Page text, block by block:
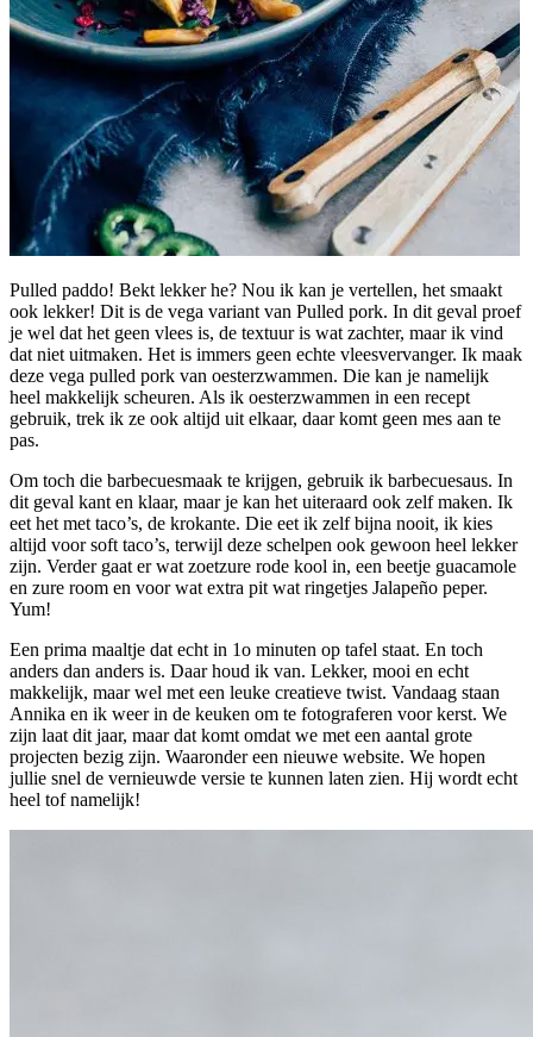
Pulled paddo! Bekt lekker he? Nou ik kan je vertellen, het smaakt
ook lekker! Dit is de vega variant van Pulled pork. In dit geval proef
je wel dat het geen vlees is, de textuur is wat zachter, maar ik vind
dat niet uitmaken. Het is immers geen echte vleesvervanger. Ik maak
deze vega pulled pork van oesterzwammen. Die kan je namelijk
heel makkelijk scheuren. Als ik oesterzwammen in een recept
gebruik, trek ik ze ook altijd uit elkaar, daar komt geen mes aan te
pas.
Om toch die barbecuesmaak te krijgen, gebruik ik barbecuesaus. In
dit geval kant en klaar, maar je kan het uiteraard ook zelf maken. Ik
eet het met taco’s, de krokante. Die eet ik zelf bijna nooit, ik kies
altijd voor soft taco’s, terwijl deze schelpen ook gewoon heel lekker
zijn. Verder gaat er wat zoetzure rode kool in, een beetje guacamole
en zure room en voor wat extra pit wat ringetjes Jalapeño peper.
Yum!
Een prima maaltje dat echt in 1o minuten op tafel staat. En toch
anders dan anders is. Daar houd ik van. Lekker, mooi en echt
makkelijk, maar wel met een leuke creatieve twist. Vandaag staan
Annika en ik weer in de keuken om te fotograferen voor kerst. We
zijn laat dit jaar, maar dat komt omdat we met een aantal grote
projecten bezig zijn. Waaronder een nieuwe website. We hopen
jullie snel de vernieuwde versie te kunnen laten zien. Hij wordt echt
heel tof namelijk!